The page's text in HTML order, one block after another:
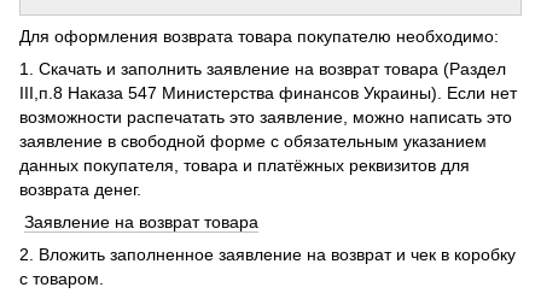
Для оформления возврата товара покупателю необходимо:
1. Скачать и заполнить заявление на возврат товара (Раздел
ІІІ,п.8 Наказа 547 Министерства финансов Украины). Если нет
возможности распечатать это заявление, можно написать это
заявление в свободной форме с обязательным указанием
данных покупателя, товара и платёжных реквизитов для
возврата денег.
Заявление на возврат товара
2. Вложить заполненное заявление на возврат и чек в коробку
с товаром.